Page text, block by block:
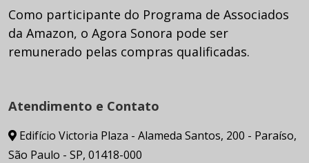
Como participante do Programa de Associados
da Amazon, o Agora Sonora pode ser
remunerado pelas compras qualificadas.
Atendimento e Contato
Edifício Victoria Plaza - Alameda Santos, 200 - Paraíso,
São Paulo - SP, 01418-000